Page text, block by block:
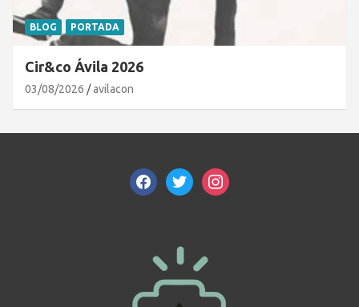
BLOG PORTADA
Cir&co Ávila 2026
03/08/2026 avilacon
facebooktwitterinstagram